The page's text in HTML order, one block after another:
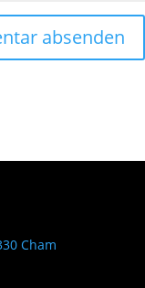
Cham